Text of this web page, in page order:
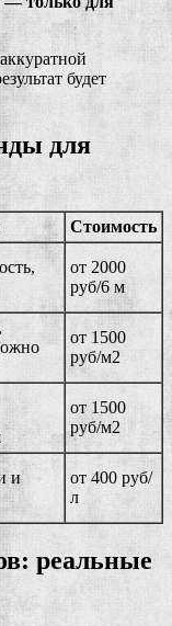
будет
для
Стоимость
от 2000
руб/6 м
от 1500
руб/м2
от 1500
руб/м2
и
от 400 руб/
л
реальные